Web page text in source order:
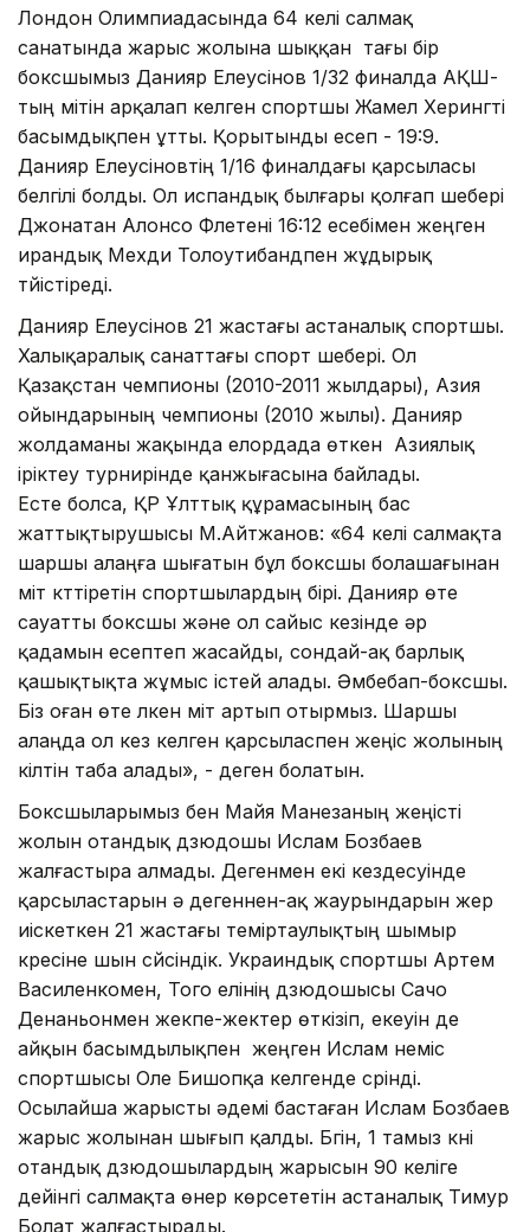
Лондон Олимпиадасында 64 келі салмақ
санатында жарыс жолына шыққан тағы бір
боксшымыз Данияр Елеусінов 1/32 финалда АҚШ-
тың үмітін арқалап келген спортшы Жамел Херингті
басымдықпен ұтты. Қорытынды есеп - 19:9.
Данияр Елеусіновтің 1/16 финалдағы қарсыласы
белгілі болды. Ол испандық былғары қолғап шебері
Джонатан Алонсо Флетені 16:12 есебімен жеңген
ирандық Мехди Толоутибандпен жұдырық
түйістіреді.
Данияр Елеусінов 21 жастағы астаналық спортшы.
Халықаралық санаттағы спорт шебері. Ол
Қазақстан чемпионы (2010-2011 жылдары), Азия
ойындарының чемпионы (2010 жылы). Данияр
жолдаманы жақында елордада өткен Азиялық
іріктеу турнирінде қанжығасына байлады.
Есте болса, ҚР Ұлттық құрамасының бас
жаттықтырушысы М.Айтжанов: «64 келі салмақта
шаршы алаңға шығатын бұл боксшы болашағынан
үміт күттіретін спортшылардың бірі. Данияр өте
сауатты боксшы және ол сайыс кезінде әр
қадамын есептеп жасайды, сондай-ақ барлық
қашықтықта жұмыс істей алады. Әмбебап-боксшы.
Біз оған өте үлкен үміт артып отырмыз. Шаршы
алаңда ол кез келген қарсыласпен жеңіс жолының
кілтін таба алады», - деген болатын.
Боксшыларымыз бен Майя Манезаның жеңісті
жолын отандық дзюдошы Ислам Бозбаев
жалғастыра алмады. Дегенмен екі кездесуінде
қарсыластарын ә дегеннен-ақ жаурындарын жер
иіскеткен 21 жастағы теміртаулықтың шымыр
күресіне шын сүйсіндік. Украиндық спортшы Артем
Василенкомен, Того елінің дзюдошысы Сачо
Денаньонмен жекпе-жектер өткізіп, екеуін де
айқын басымдылықпен жеңген Ислам неміс
спортшысы Оле Бишопқа келгенде сүрінді.
Осылайша жарысты әдемі бастаған Ислам Бозбаев
жарыс жолынан шығып қалды. Бүгін, 1 тамыз күні
отандық дзюдошылардың жарысын 90 келіге
дейінгі салмақта өнер көрсететін астаналық Тимур
Болат жалғастырады.